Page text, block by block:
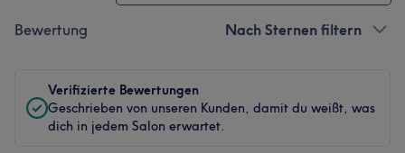
Bewertung Nach Sternen filtern
Verifizierte Bewertungen
Geschrieben von unseren Kunden, damit du weißt, was
dich in jedem Salon erwartet.